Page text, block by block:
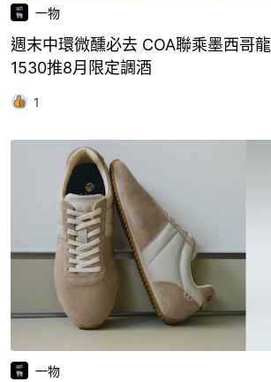
一物
週末中環微醺必去 COA聯乘墨西哥
1530推8月限定調酒
1
一物